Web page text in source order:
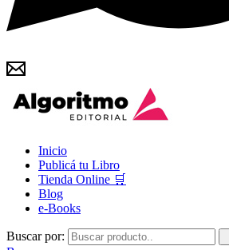
Inicio
Publicá tu Libro
Tienda Online 🛒
Blog
e-Books
Buscar por: